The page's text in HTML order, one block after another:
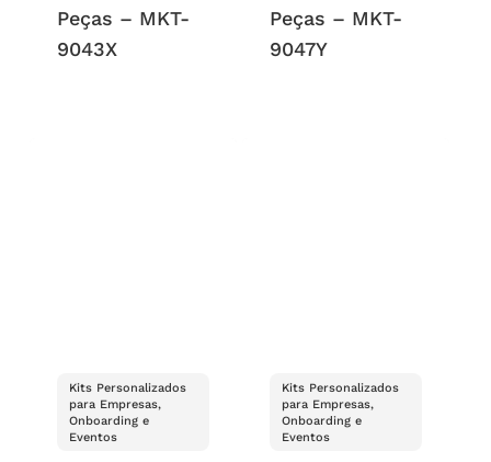
Peças – MKT-
9043X
Peças – MKT-
9047Y
Kits Personalizados
para Empresas,
Onboarding e
Eventos
Kits Personalizados
para Empresas,
Onboarding e
Eventos